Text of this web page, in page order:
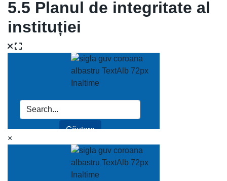
5.5 Planul de integritate al
instituției
×